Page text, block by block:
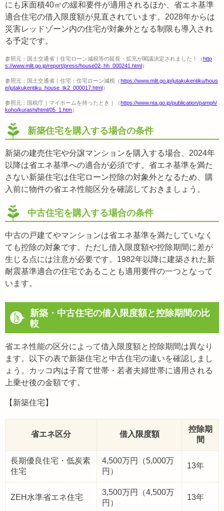
にも床面積40㎡の緩和要件が適用されるほか、省エネ基準
適合住宅の借入限度額が見直されています。2028年からは
災害レッドゾーン内の住宅が対象外となる制限も導入され
る予定です。
参照元：国土交通省｜住宅ローン減税等の延長・拡充が閣議決定されました！（http
s://www.mlit.go.jp/report/press/house02_hh_000241.html）
参照元：国土交通省｜住宅：住宅ローン減税（https://www.mlit.go.jp/jutakukentiku/hous
e/jutakukentiku_house_tk2_000017.html）
参照元：国税庁｜マイホームを持ったとき｜（https://www.nta.go.jp/publication/pamph/
koho/kurashi/html/05_1.htm）
新築住宅を購入する場合の条件
新築の建売住宅や分譲マンションを購入する場合、2024年
以降は省エネ基準への適合が必須です。省エネ基準を満た
さない新築住宅は住宅ローン控除の対象外となるため、購
入前に物件の省エネ性能区分を確認しておきましょう。
中古住宅を購入する場合の条件
中古の戸建てやマンションは省エネ基準を満たしていなく
ても控除の対象です。ただし借入限度額や控除期間に差が
生じる点には注意が必要です。1982年以降に建築された新
耐震基準適合の住宅であることも適用要件の一つとなって
います。
新築・中古住宅の借入限度額と控除期間の比
較
省エネ性能の区分によって借入限度額と控除期間は異なり
ます。以下の表で新築住宅と中古住宅の違いを確認しまし
ょう。カッコ内は子育て世帯・若者夫婦世帯に適用される
上乗せ後の金額です。
【新築住宅】
省エネ区分 借入限度額
控除期
間
長期優良住宅・低炭素
住宅
4,500万円（5,000万
円）
13年
ZEH水準省エネ住宅
3,500万円（4,500万
円）
13年